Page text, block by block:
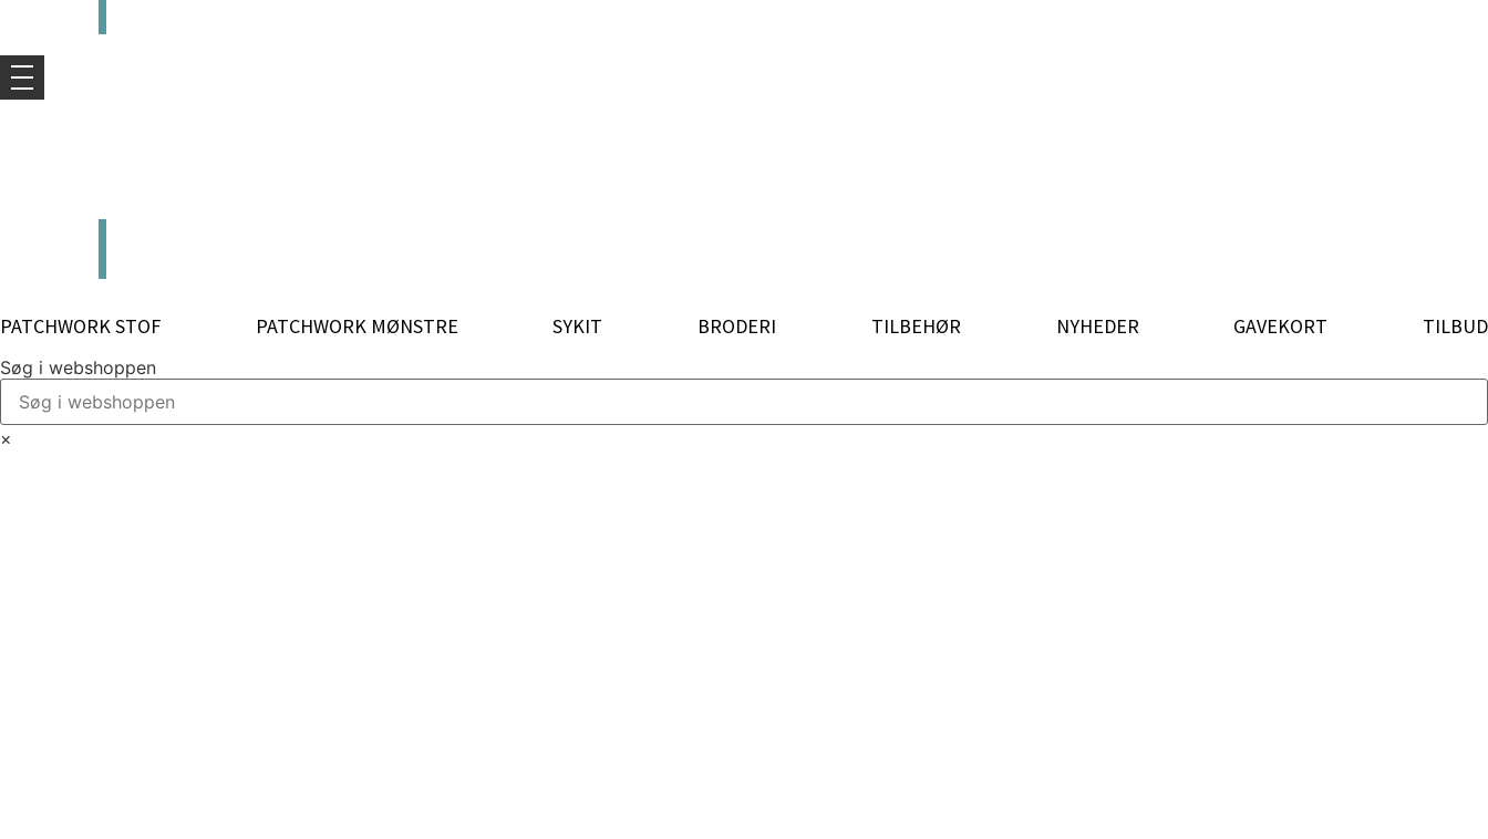
PATCHWORK STOF PATCHWORK MØNSTRE SYKIT BRODERI TILBEHØR NYHEDER GAVEKORT TILBUD
Søg i webshoppen
×